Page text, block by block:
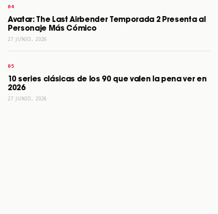
Avatar: The Last Airbender Temporada 2 Presenta al
Personaje Más Cómico
27 JUNIO, 2026
10 series clásicas de los 90 que valen la pena ver en
2026
27 JUNIO, 2026